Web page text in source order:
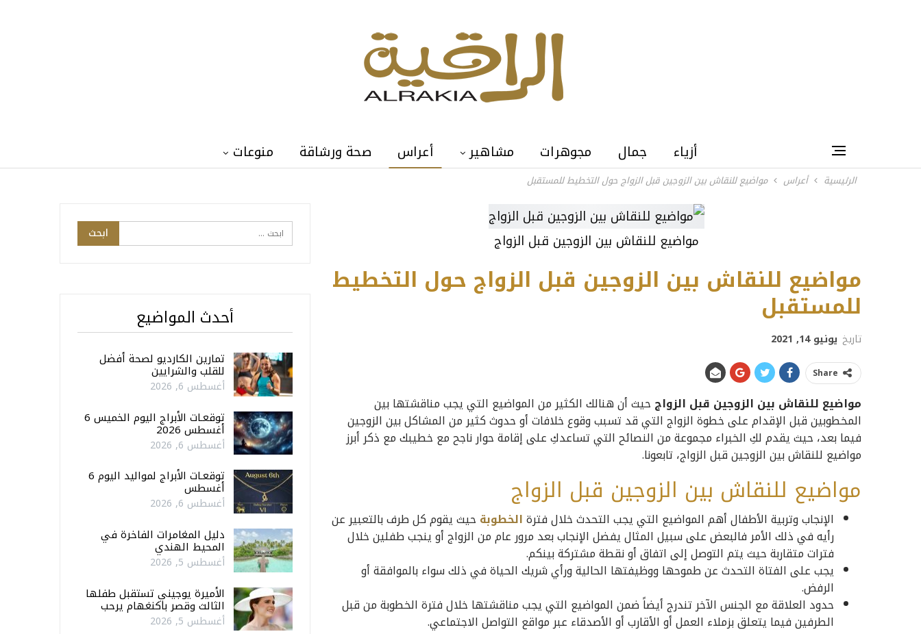
أزياء جمال مجوهرات مشاهير أعراس صحة ورشاقة منوعات
الرئيسية أعراس مواضيع للنقاش بين الزوجين قبل الزواج حول التخطيط للمستقبل
مواضيع للنقاش بين الزوجين قبل الزواج
مواضيع للنقاش بين الزوجين قبل الزواج حول التخطيط
للمستقبل
تاريخ يونيو 14, 2021
Share
مواضيع للنقاش بين الزوجين قبل الزواج حيث أنهنالك الكثير من المواضيع التي يجب مناقشتها بين
المخطوبين قبل الإقدام على خطوة الزواج التي قد تسبب وقوع خلافات أو حدوث كثير من المشاكل بين الزوجين
فيما بعد، حيث يقدم لكِ الخبراء مجموعة من النصائح التي تساعدكِ على إقامة حوار ناجح مع خطيبك مع ذكر أبرز
مواضيع للنقاش بين الزوجين قبل الزواج، تابعونا.
مواضيع للنقاش بين الزوجين قبل الزواج
الإنجاب وتربية الأطفال أهم المواضيع التي يجب التحدث خلال فترةالخطوبة حيث يقوم كل طرف بالتعبير عن
رأيه في ذلك الأمر فالبعض على سبيل المثال يفضل الإنجاب بعد مرور عام من الزواج أو ينجب طفلين خلال
فترات متقاربة حيث يتم التوصل إلى اتفاق أو نقطة مشتركة بينكم.
يجب على الفتاة التحدث عن طموحها ووظيفتها الحالية ورأي شريك الحياة في ذلك سواء بالموافقة أو
الرفض.
حدود العلاقة مع الجنس الآخر تندرج أيضاً ضمن المواضيع التي يجب مناقشتها خلال فترة الخطوبة من قبل
الطرفين فيما يتعلق بزملاء العمل أو الأقارب أو الأصدقاء عبر مواقع التواصل الاجتماعي.
أحدث المواضيع
تمارين الكارديو لصحة أفضل
للقلب والشرايين
أغسطس 6, 2026
توقعـات الأبراج اليوم الخميس 6
أغسطس 2026
أغسطس 6, 2026
توقعـات الأبراج لمواليد اليوم 6
أغسطس
أغسطس 6, 2026
دليل المغامرات الفاخرة في
المحيط الهندي
أغسطس 5, 2026
الأميرة يوجيني تستقبل طفلها
الثالث وقصر باكنغهام يرحب
أغسطس 5, 2026